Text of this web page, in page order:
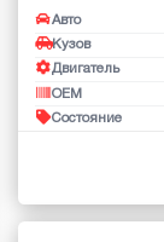
Авто
Кузов
Двигатель
OEM
Состояние